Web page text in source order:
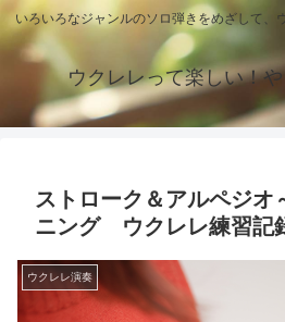
いろいろなジャンルのソロ弾きをめざして、
ウクレレって楽しい！
ストローク＆アルペジオ
ニング ウクレレ練習記
ウクレレ演奏